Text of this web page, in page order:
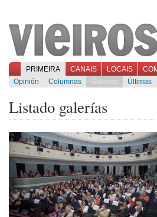
PRIMEIRA CANAIS LOCAIS
Opinión
Columnas Galerías Últimas
Listado galerías